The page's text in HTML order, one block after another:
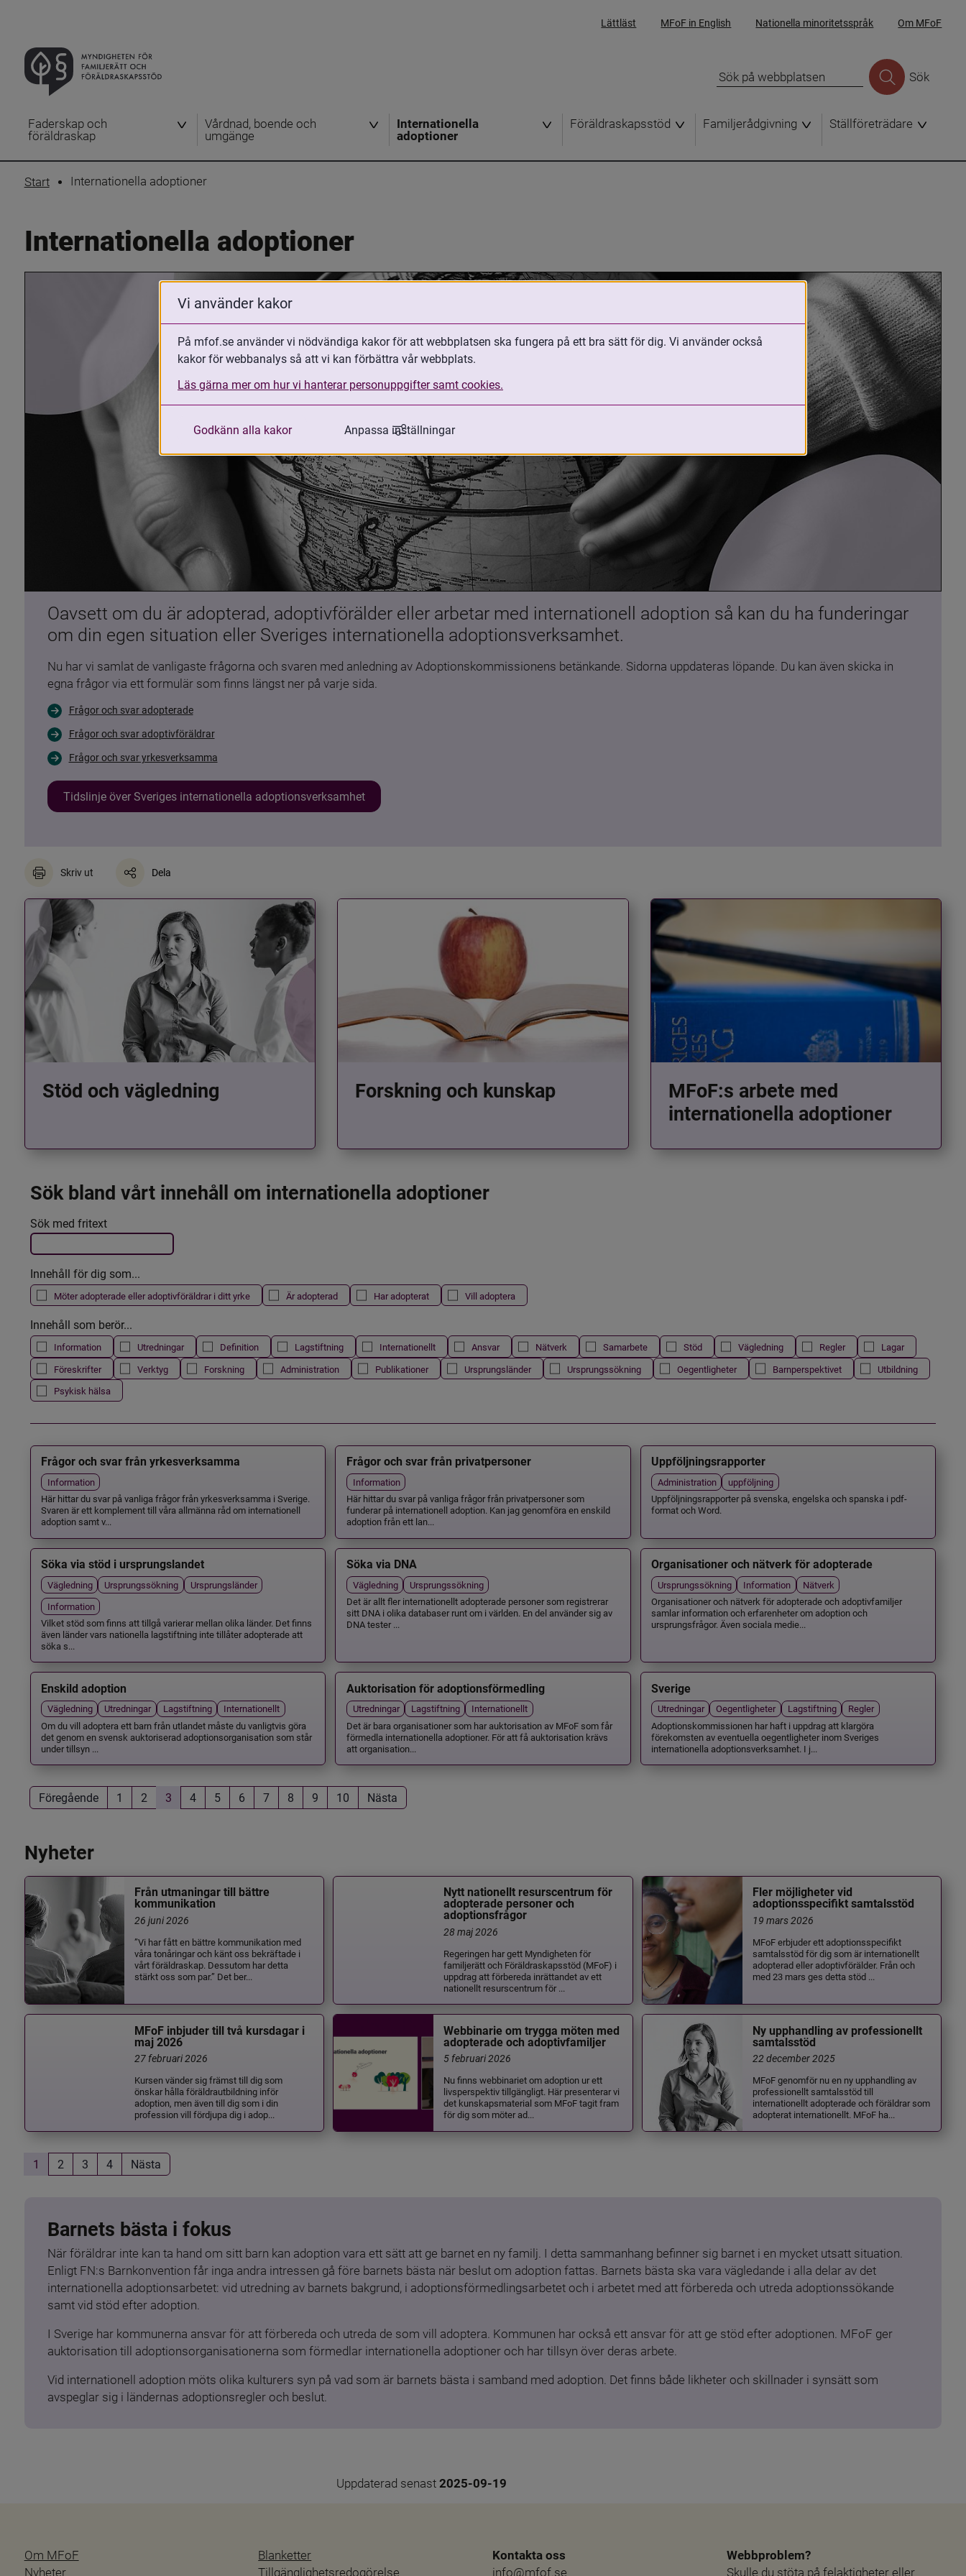
Lättläst MFoF in English Nationella minoritetsspråk Om MFoF
Sök
Faderskap och
föräldraskap
Vårdnad, boende och
umgänge
Internationella
adoptioner
Föräldraskapsstöd Familjerådgivning Ställföreträdare
Start Internationella adoptioner
Internationella adoptioner
Oavsett om du är adopterad, adoptivförälder eller arbetar med internationell adoption så kan du ha funderingar
om din egen situation eller Sveriges internationella adoptionsverksamhet.
Nu har vi samlat de vanligaste frågorna och svaren med anledning av Adoptionskommissionens betänkande. Sidorna uppdateras löpande. Du kan även skicka in
egna frågor via ett formulär som finns längst ner på varje sida.
Frågor och svar adopterade
Frågor och svar adoptivföräldrar
Frågor och svar yrkesverksamma
Tidslinje över Sveriges internationella adoptionsverksamhet
Skriv ut Dela
Stöd och vägledning Forskning och kunskap
MFoF:s arbete med
internationella adoptioner
Sök bland vårt innehåll om internationella adoptioner
Filtrera resultatet
Det här formuläret postas automatiskt
Sök med fritext
Innehåll för dig som...
Möter adopterade eller adoptivföräldrar i ditt yrke Är adopterad Har adopterat Vill adoptera
Innehåll som berör...
Information Utredningar Definition Lagstiftning Internationellt Ansvar Nätverk Samarbete Stöd Vägledning Regler
Lagar
Föreskrifter
Verktyg Forskning Administration Publikationer Ursprungsländer Ursprungssökning Oegentligheter Barnperspektivet
Utbildning
Psykisk hälsa
Frågor och svar från yrkesverksamma
Information
Här hittar du svar på vanliga frågor från yrkesverksamma i Sverige.
Svaren är ett komplement till våra allmänna råd om internationell
adoption samt v...
Frågor och svar från privatpersoner
Information
Här hittar du svar på vanliga frågor från privatpersoner som
funderar på internationell adoption. Kan jag genomföra en enskild
adoption från ett lan...
Uppföljningsrapporter
Administration
uppföljning
Uppföljningsrapporter på svenska, engelska och spanska i pdf-
format och Word.
Söka via stöd i ursprungslandet
Vägledning Ursprungssökning
Ursprungsländer
Information
Vilket stöd som finns att tillgå varierar mellan olika länder. Det finns
även länder vars nationella lagstiftning inte tillåter adopterade att
söka s...
Söka via DNA
Vägledning
Ursprungssökning
Det är allt fler internationellt adopterade personer som registrerar
sitt DNA i olika databaser runt om i världen. En del använder sig av
DNA tester ...
Organisationer och nätverk för adopterade
Ursprungssökning Information
Nätverk
Organisationer och nätverk för adopterade och adoptivfamiljer
samlar information och erfarenheter om adoption och
ursprungsfrågor. Även sociala medie...
Enskild adoption
Vägledning Utredningar Lagstiftning
Internationellt
Om du vill adoptera ett barn från utlandet måste du vanligtvis göra
det genom en svensk auktoriserad adoptionsorganisation som står
under tillsyn ...
Auktorisation för adoptionsförmedling
Utredningar Lagstiftning
Internationellt
Det är bara organisationer som har auktorisation av MFoF som får
förmedla internationella adoptioner. För att få auktorisation krävs
att organisation...
Sverige
Utredningar Oegentligheter Lagstiftning
Regler
Adoptionskommissionen har haft i uppdrag att klargöra
förekomsten av eventuella oegentligheter inom Sveriges
internationella adoptionsverksamhet. I j...
Föregående 1 2 3 4 5 6 7 8 9 10 Nästa
Nyheter
Från utmaningar till bättre
kommunikation
26 juni 2026
”Vi har fått en bättre kommunikation med
våra tonåringar och känt oss bekräftade i
vårt föräldraskap. Dessutom har detta
stärkt oss som par.” Det ber...
Nytt nationellt resurscentrum för
adopterade personer och
adoptionsfrågor
28 maj 2026
Regeringen har gett Myndigheten för
familjerätt och Föräldraskapsstöd (MFoF) i
uppdrag att förbereda inrättandet av ett
nationellt resurscentrum för ...
Fler möjligheter vid
adoptionsspecifikt samtalsstöd
19 mars 2026
MFoF erbjuder ett adoptionsspecifikt
samtalsstöd för dig som är internationellt
adopterad eller adoptivförälder. Från och
med 23 mars ges detta stöd ...
MFoF inbjuder till två kursdagar i
maj 2026
27 februari 2026
Kursen vänder sig främst till dig som
önskar hålla föräldrautbildning inför
adoption, men även till dig som i din
profession vill fördjupa dig i adop...
Webbinarie om trygga möten med
adopterade och adoptivfamiljer
5 februari 2026
Nu finns webbinariet om adoption ur ett
livsperspektiv tillgängligt. Här presenterar vi
det kunskapsmaterial som MFoF tagit fram
för dig som möter ad...
Ny upphandling av professionellt
samtalsstöd
22 december 2025
MFoF genomför nu en ny upphandling av
professionellt samtalsstöd till
internationellt adopterade och föräldrar som
adopterat internationellt. MFoF ha...
1 2 3 4 Nästa
Barnets bästa i fokus
När föräldrar inte kan ta hand om sitt barn kan adoption vara ett sätt att ge barnet en ny familj. I detta sammanhang befinner sig barnet i en mycket utsatt situation.
Enligt FN:s Barnkonvention får inga andra intressen gå före barnets bästa när beslut om adoption fattas. Barnets bästa ska vara vägledande i alla delar av det
internationella adoptionsarbetet: vid utredning av barnets bakgrund, i adoptionsförmedlingsarbetet och i arbetet med att förbereda och utreda adoptionssökande
samt vid stöd efter adoption.
I Sverige har kommunerna ansvar för att förbereda och utreda de som vill adoptera. Kommunen har också ett ansvar för att ge stöd efter adoptionen. MFoF ger
auktorisation till adoptionsorganisationerna som förmedlar internationella adoptioner och har tillsyn över deras arbete.
Vid internationell adoption möts olika kulturers syn på vad som är barnets bästa i samband med adoption. Det finns både likheter och skillnader i synsätt som
avspeglar sig i ländernas adoptionsregler och beslut.
Uppdaterad senast 2025-09-19
Om MFoF
Nyheter
Blanketter
Tillgänglighetsredogörelse
Kontakta oss
info@mfof.se
Webbproblem?
Skulle du stöta på felaktigheter eller
Vi använder kakor
På mfof.se använder vi nödvändiga kakor för att webbplatsen ska fungera på ett bra sätt för dig. Vi använder också
kakor för webbanalys så att vi kan förbättra vår webbplats.
Läs gärna mer om hur vi hanterar personuppgifter samt cookies.
Godkänn alla kakor Anpassa inställningar